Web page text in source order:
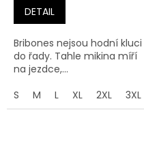
DETAIL
Bribones nejsou hodní kluci
do řady. Tahle mikina míří
na jezdce,...
S
M L XL 2XL 3XL